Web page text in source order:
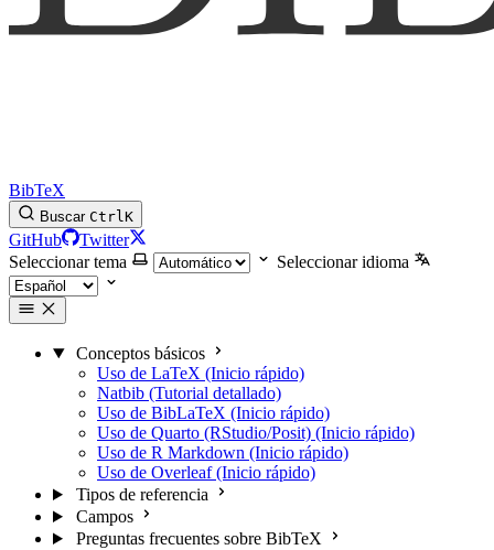
BibTeX
Buscar CtrlK
GitHub
Twitter
Seleccionar tema
Seleccionar idioma
Conceptos básicos
Uso de LaTeX (Inicio rápido)
Natbib (Tutorial detallado)
Uso de BibLaTeX (Inicio rápido)
Uso de Quarto (RStudio/Posit) (Inicio rápido)
Uso de R Markdown (Inicio rápido)
Uso de Overleaf (Inicio rápido)
Tipos de referencia
Campos
Preguntas frecuentes sobre BibTeX